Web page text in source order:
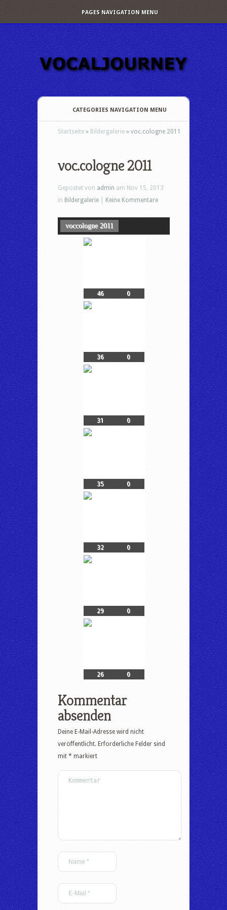
PAGES NAVIGATION MENU
CATEGORIES NAVIGATION MENU
Startseite » Bildergalerie » voc.cologne 2011
voc.cologne 2011
Gepostet von admin am Nov 15, 2013
in Bildergalerie Keine Kommentare
voccologne 2011
46 0
36 0
31 0
35 0
32 0
29 0
26 0
Kommentar
absenden
Deine E-Mail-Adresse wird nicht
veröffentlicht. Erforderliche Felder sind
mit * markiert